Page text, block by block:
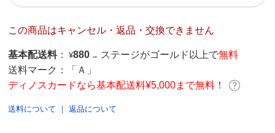
この商品はキャンセル・返品・交換できません
基本配送料 ： ¥880 → ステージがゴールド以上で無料
送料マーク：
「Ａ」
ディノスカードなら基本配送料¥5,000まで無料！
送料について ｜返品について